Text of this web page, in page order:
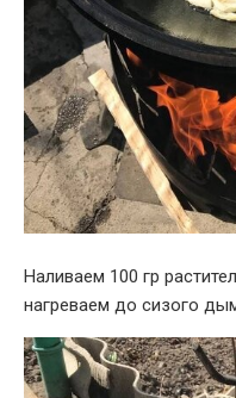
Наливаем 100 гр
нагреваем до сизого